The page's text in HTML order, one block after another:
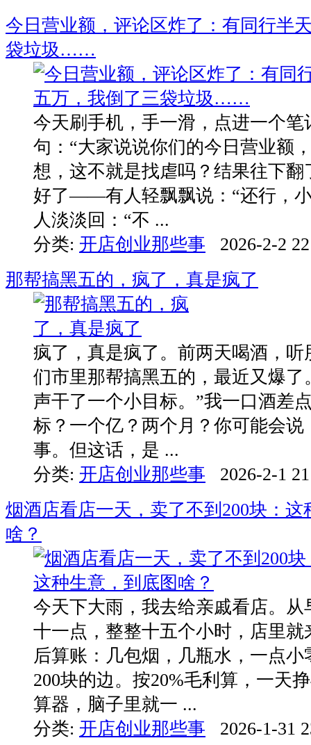
今日营业额，评论区炸了：有同行半
袋垃圾……
今天刷手机，手一滑，点进一个笔
句：“大家说说你们的今日营业额
想，这不就是找虐吗？结果往下翻
好了——有人轻飘飘说：“还行，
人淡淡回：“不 ...
分类: 开店创业那些事
2026-2-2
那帮搞黑五的，疯了，真是疯了
疯了，真是疯了。前两天喝酒，听
们市里那帮搞黑五的，最近又爆了
声干了一个小目标。”我一口酒差
标？一个亿？两个月？你可能会说
事。但这话，是 ...
分类: 开店创业那些事
2026-2-1
烟酒店看店一天，卖了不到200块：这
啥？
今天下大雨，我去给亲戚看店。从
十一点，整整十五个小时，店里就
后算账：几包烟，几瓶水，一点
200块的边。按20%毛利算，一天
算器，脑子里就一 ...
分类: 开店创业那些事 2026-1-31